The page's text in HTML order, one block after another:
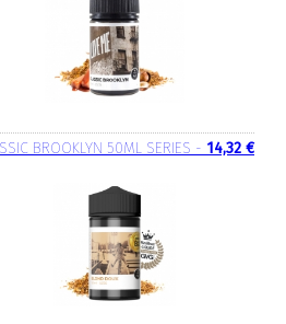
BROOKLYN 50ML SERIES - 14,32 €